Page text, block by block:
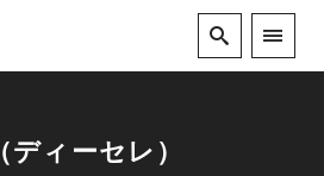
ディーセレ）